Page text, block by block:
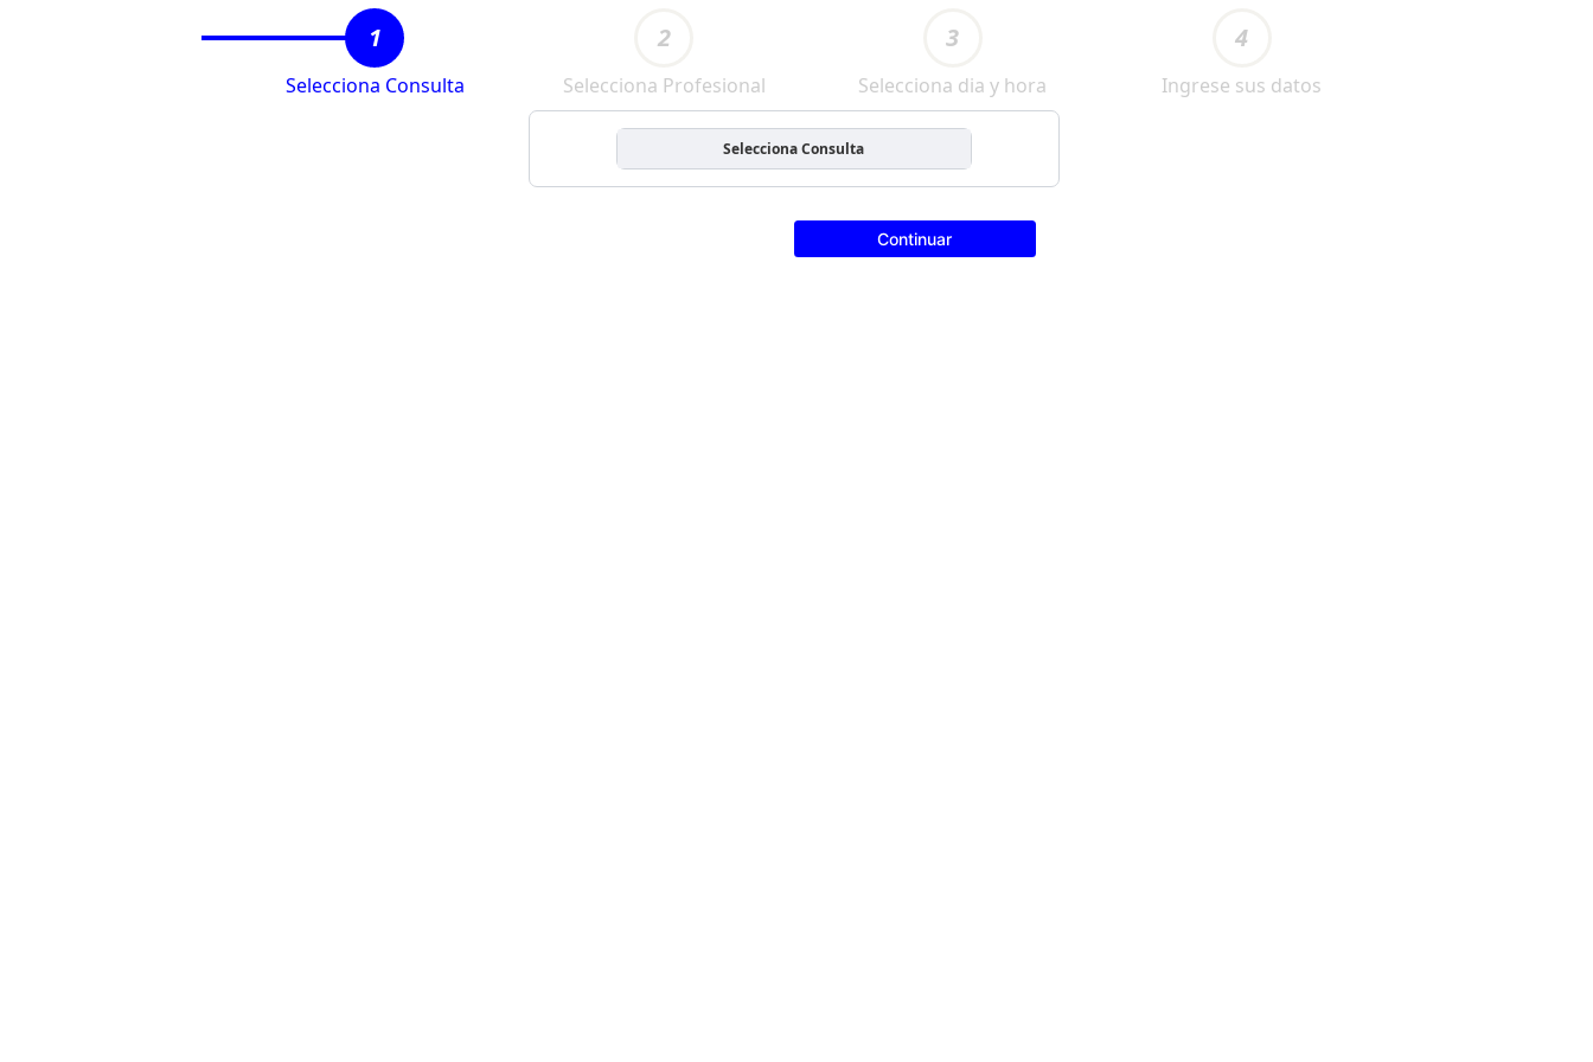
1
Selecciona Consulta
2
Selecciona Profesional
3
Selecciona dia y hora
4
Ingrese sus datos
Selecciona Consulta
Continuar